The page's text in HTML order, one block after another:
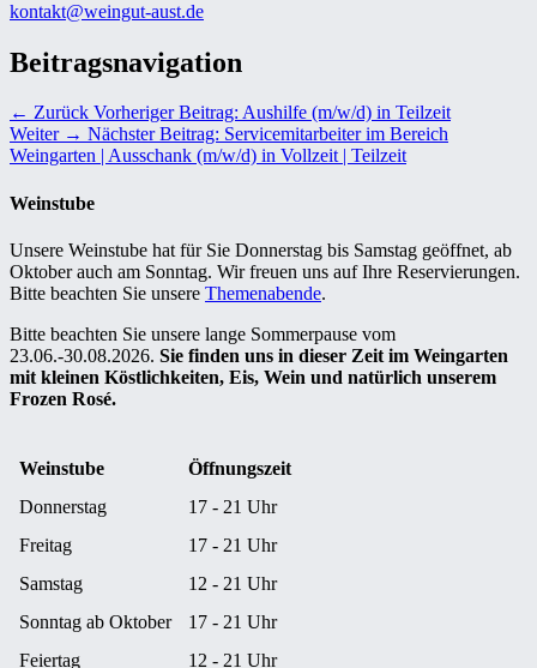
kontakt@weingut-aust.de
Beitragsnavigation
← Zurück Vorheriger Beitrag: Aushilfe (m/w/d) in Teilzeit
Weiter → Nächster Beitrag: Servicemitarbeiter im Bereich
Weingarten | Ausschank (m/w/d) in Vollzeit | Teilzeit
Weinstube
Unsere Weinstube hat für Sie Donnerstag bis Samstag geöffnet, ab
Oktober auch am Sonntag. Wir freuen uns auf Ihre Reservierungen.
Bitte beachten Sie unsere Themenabende.
Bitte beachten Sie unsere lange Sommerpause vom
23.06.-30.08.2026. Sie finden uns in dieser Zeit im Weingarten
mit kleinen Köstlichkeiten, Eis, Wein und natürlich unserem
Frozen Rosé.
Weinstube
Öffnungszeit
Donnerstag
17 - 21 Uhr
Freitag
17 - 21 Uhr
Samstag
12 - 21 Uhr
Sonntag ab Oktober
17 - 21 Uhr
Feiertag
12 - 21 Uhr